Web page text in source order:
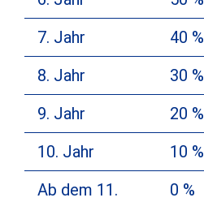
7. Jahr
40 %
8. Jahr
30 %
9. Jahr
20 %
10. Jahr
10 %
Ab dem 11.
0 %